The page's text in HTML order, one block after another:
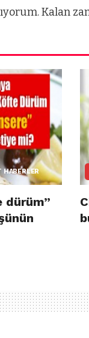
Kalan
HABERLER
dürüm”